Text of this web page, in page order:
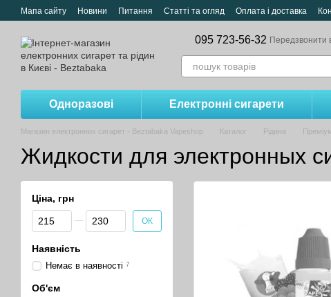
Перейти до основного контенту
Мапа сайту Новини Питання Статті та огляд Оплата і доставка
095 723-56-32 Передзвонити
Одноразові Електронні сигарети
Магазин електронних сигарет - Beztabaka Vapeshop Каталог Рідина
Жидкости для электронных
Ціна, грн
Від Ціна, грн
До Ціна, грн ОК
Наявність
Немає в наявності 7
Об'єм